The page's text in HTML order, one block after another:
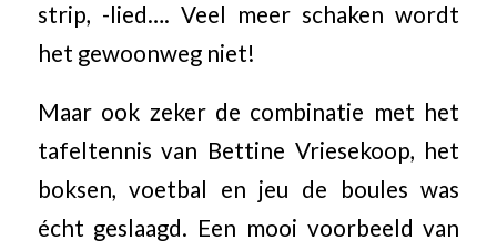
strip, -lied…. Veel meer schaken wordt
het gewoonweg niet!
Maar ook zeker de combinatie met het
tafeltennis van Bettine Vriesekoop, het
boksen, voetbal en jeu de boules was
écht geslaagd. Een mooi voorbeeld van